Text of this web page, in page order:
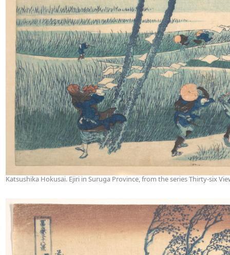
Katsushika Hokusai. Ejiri in Suruga Province, from the series Thirty-six